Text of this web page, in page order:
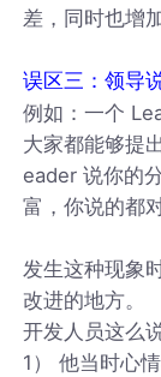
差，同时也增
误区三：领导
例如：一个
大家都能够提
eader 说你的
富，你说的都
发生这种现象
改进的地方。
开发人员这么
1） 他当时心